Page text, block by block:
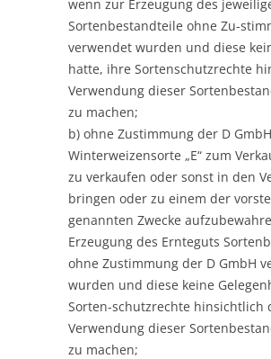
wenn zur Erzeugung des
Sortenbestandteile ohne Zu-
verwendet wurden und diese
hatte, ihre Sortenschutzrechte
Verwendung dieser
zu machen;
b) ohne Zustimmung der D
Winterweizensorte „E“ zum
zu verkaufen oder sonst in den
bringen oder zu einem der
genannten Zwecke
Erzeugung des Ernteguts
ohne Zustimmung der D GmbH
wurden und diese keine
Sorten-schutzrechte hinsichtlich
Verwendung dieser
zu machen;